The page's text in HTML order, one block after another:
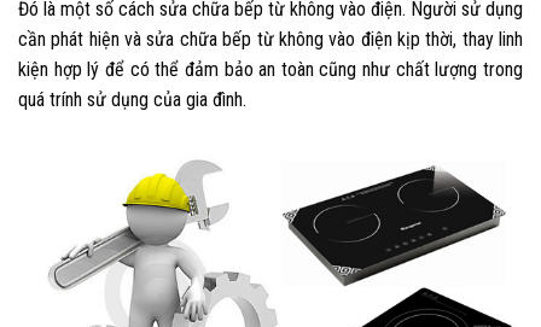
Đó là một số cách sửa chữa bếp từ không vào điện. Người sử dụng
cần phát hiện vàsửa chữa bếp từ không vào điện kịp thời, thay linh
kiện hợp lý để có thể đảm bảo an toàn cũng như chất lượng trong
quá trính sử dụng của gia đình.